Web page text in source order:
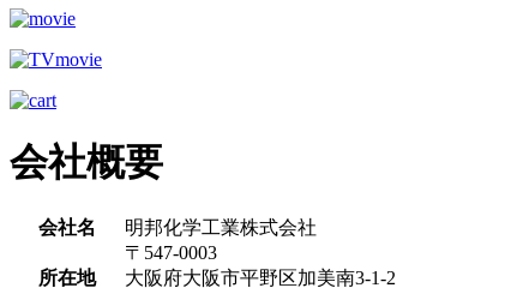
会社概要
会社名 明邦化学工業株式会社
所在地
〒547-0003
大阪府大阪市平野区加美南3-1-2